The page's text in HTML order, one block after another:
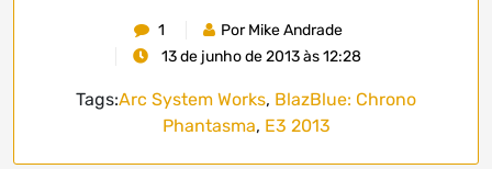
1
Por Mike Andrade
13 de junho de 2013 às 12:28
Tags:Arc System Works, BlazBlue: Chrono
Phantasma, E3 2013